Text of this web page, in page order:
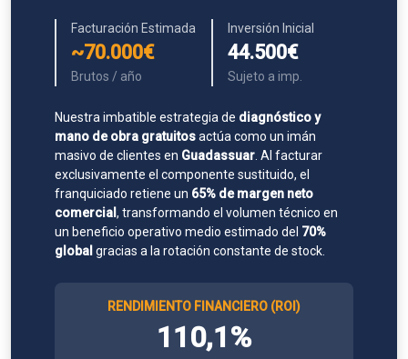
Facturación Estimada
~70.000€
Brutos / año
Inversión Inicial
44.500€
Sujeto a imp.
Nuestra imbatible estrategia de diagnóstico y
mano de obra gratuitosactúa como un imán
masivo de clientes en Guadassuar . Al facturar
exclusivamente el componente sustituido, el
franquiciado retiene un 65% de margen neto
comercial , transformando el volumen técnico en
un beneficio operativo medio estimado del 70%
global gracias a la rotación constante de stock.
RENDIMIENTO FINANCIERO (ROI)
110,1%